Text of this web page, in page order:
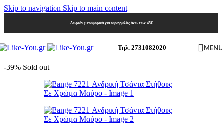
Skip to navigation Skip to main content
Δωρεάν μεταφορικά για παραγγελίες άνω των 45€
Τηλ. 2731082020
-39% Sold out